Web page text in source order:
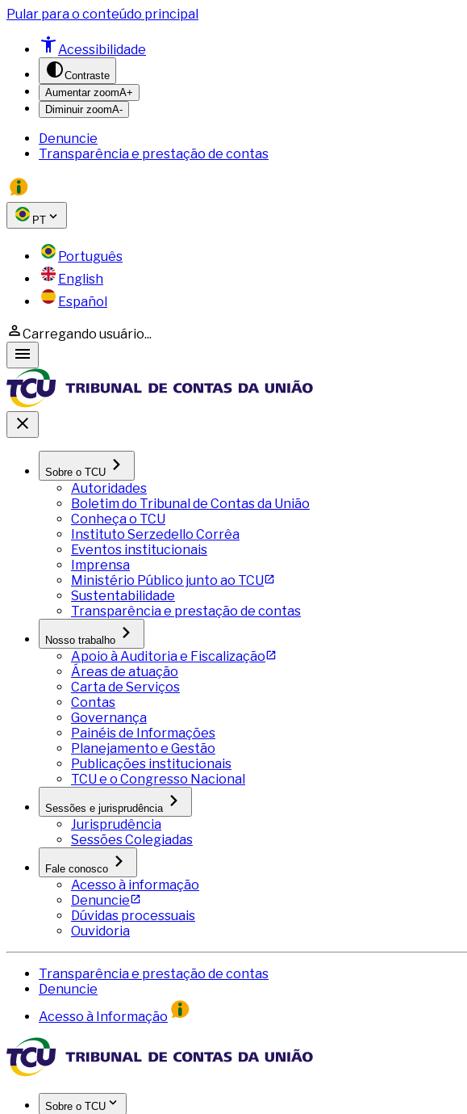
Pular para o conteúdo principal
Acessibilidade
Contraste
Aumentar zoomA+
Diminuir zoomA-
Denuncie
Transparência e prestação de contas
PT
Português
English
Español
Carregando usuário...
Sobre o TCU
Autoridades
Boletim do Tribunal de Contas da União
Conheça o TCU
Instituto Serzedello Corrêa
Eventos institucionais
Imprensa
Ministério Público junto ao TCU
Sustentabilidade
Transparência e prestação de contas
Nosso trabalho
Apoio à Auditoria e Fiscalização
Áreas de atuação
Carta de Serviços
Contas
Governança
Painéis de Informações
Planejamento e Gestão
Publicações institucionais
TCU e o Congresso Nacional
Sessões e jurisprudência
Jurisprudência
Sessões Colegiadas
Fale conosco
Acesso à informação
Denuncie
Dúvidas processuais
Ouvidoria
Transparência e prestação de contas
Denuncie
Acesso à Informação
Sobre o TCU